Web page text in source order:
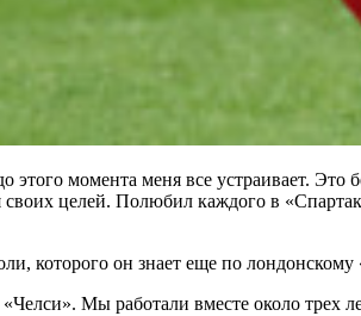
момента меня все устраивает. Это
целей. Полюбил каждого в
которого он знает еще по
Мы работали вместе около трех